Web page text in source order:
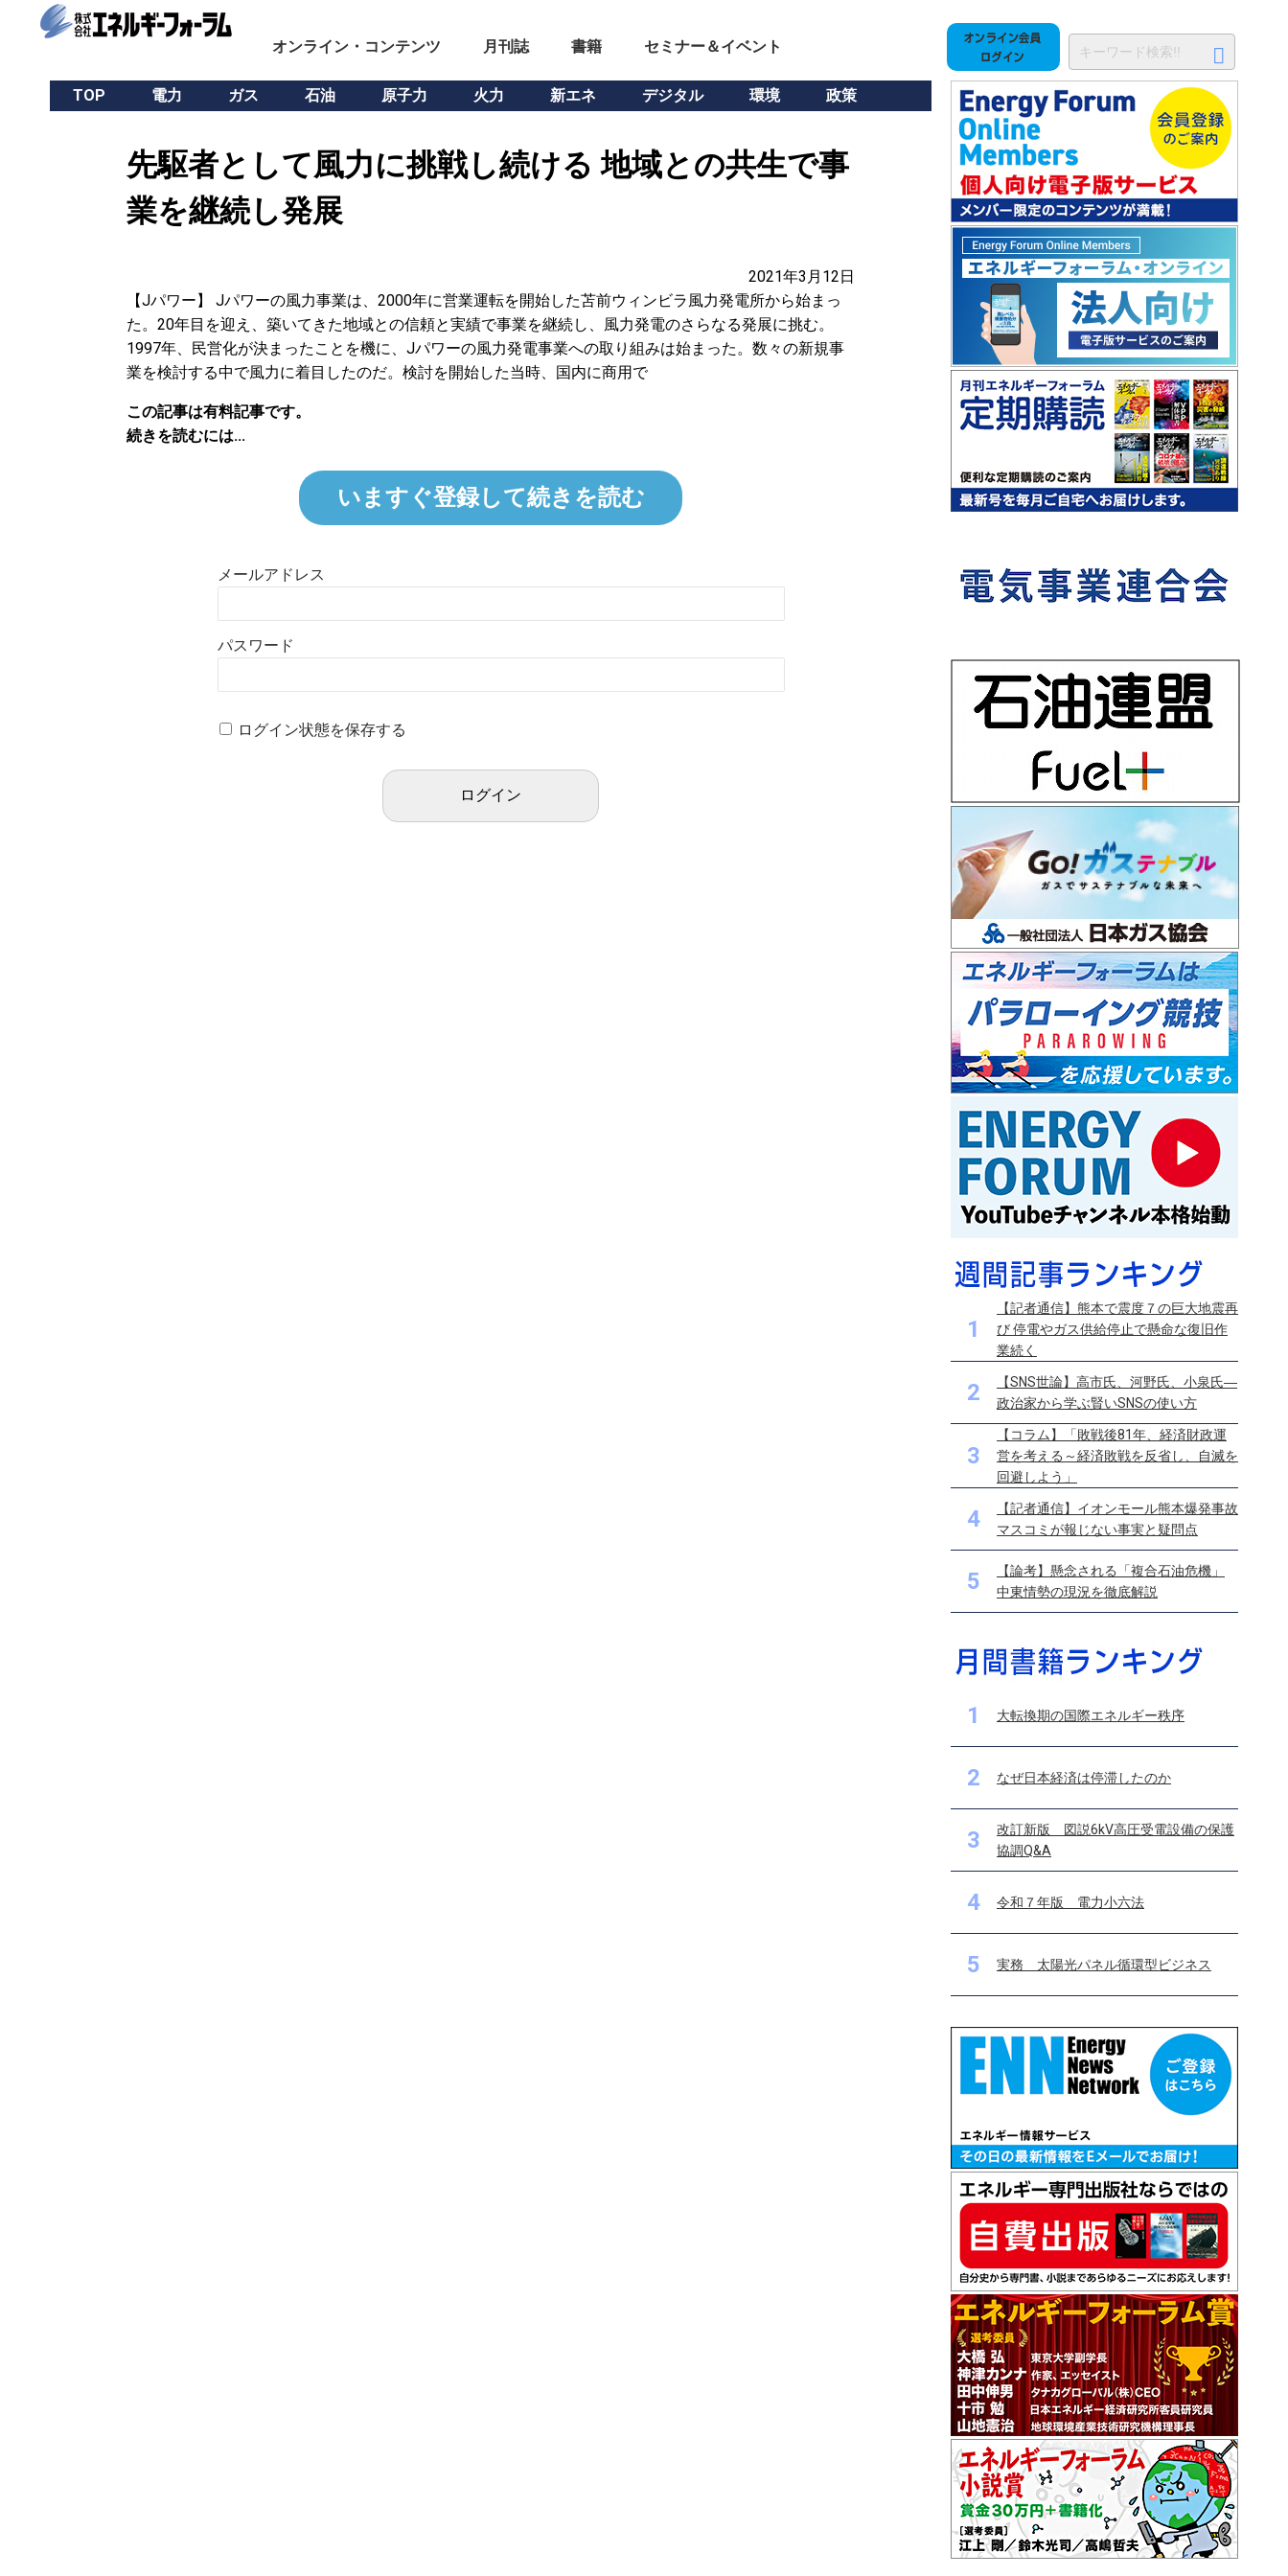
オンライン・コンテンツ 月刊誌 書籍 セミナー＆イベント
TOP 電力 ガス 石油 原子力 火力 新エネ デジタル 環境 政策
先駆者として風力に挑戦し続ける 地域との共生で事
業を継続し発展
2021年3月12日
【Jパワー】 Jパワーの風力事業は、2000年に営業運転を開始した苫前ウィンビラ風力発電所から始まっ
た。20年目を迎え、築いてきた地域との信頼と実績で事業を継続し、風力発電のさらなる発展に挑む。
1997年、民営化が決まったことを機に、Jパワーの風力発電事業への取り組みは始まった。数々の新規事
業を検討する中で風力に着目したのだ。検討を開始した当時、国内に商用で
この記事は有料記事です。
続きを読むには...
いますぐ登録して続きを読む
メールアドレス
パスワード
ログイン状態を保存する
1
【記者通信】熊本で震度７の巨大地震再
び 停電やガス供給停止で懸命な復旧作
業続く
2
【SNS世論】高市氏、河野氏、小泉氏―
政治家から学ぶ賢いSNSの使い方
3
【コラム】「敗戦後81年、経済財政運
営を考える～経済敗戦を反省し、自滅を
回避しよう」
4
【記者通信】イオンモール熊本爆発事故
マスコミが報じない事実と疑問点
5
【論考】懸念される「複合石油危機」
中東情勢の現況を徹底解説
1 大転換期の国際エネルギー秩序
2 なぜ日本経済は停滞したのか
3
改訂新版 図説6kV高圧受電設備の保護
協調Q&A
4 令和７年版 電力小六法
5 実務 太陽光パネル循環型ビジネス